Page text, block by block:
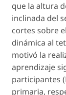
que la altura
inclinada del
cortes sobre
dinámica al
motivó la
aprendizaje
participantes
primaria,